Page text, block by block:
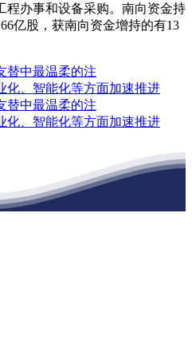
程办事和设备采购。南向资金持
亿股，获南向资金增持的有13
替中最温柔的注
化、智能化等方面加速推进
替中最温柔的注
化、智能化等方面加速推进